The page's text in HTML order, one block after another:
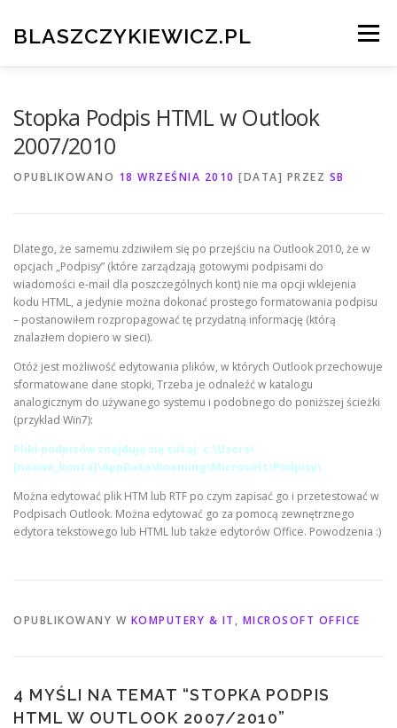
treściBLASZCZYKIEWICZ.PL Menu
Stopka Podpis HTML w Outlook
2007/2010
OPUBLIKOWANO 18 WRZEŚNIA 2010 [DATA] PRZEZ SB
Dlatego, że samemu zdziwiłem się po przejściu na Outlook 2010, że w
opcjach „Podpisy” (które zarządzają gotowymi podpisami do
wiadomości e-mail dla poszczególnych kont) nie ma opcji wklejenia
kodu HTML, a jedynie można dokonać prostego formatowania podpisu
– postanowiłem rozpropagować tę przydatną informację (którą
znalazłem dopiero w sieci).
Otóż jest możliwość edytowania plików, w których Outlook przechowuje
sformatowane dane stopki, Trzeba je odnaleźć w katalogu
analogicznym do używanego systemu i podobnego do poniższej ścieżki
(przyklad Win7):
Pliki podpisów znajdują się tutaj: c:\Users\
[nazwa_konta]\AppData\Roaming\Microsoft\Podpisy\
Można edytować plik HTM lub RTF po czym zapisać go i przetestować w
Podpisach Outlook. Można edytować go za pomocą zewnętrznego
edytora tekstowego lub HTML lub także edytorów Office. Powodzenia :)
OPUBLIKOWANY W KOMPUTERY & IT , MICROSOFT OFFICE
4 MYŚLI NA TEMAT “STOPKA PODPIS
HTML W OUTLOOK 2007/2010”